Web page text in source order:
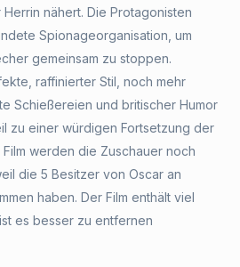
nähert. Die Protagonisten
Spionageorganisation, um
gemeinsam zu stoppen.
raffinierter Stil, noch mehr
Schießereien und britischer Humor
zu einer würdigen Fortsetzung der
werden die Zuschauer noch
die 5 Besitzer von Oscar an
haben. Der Film enthält viel
es besser zu entfernen